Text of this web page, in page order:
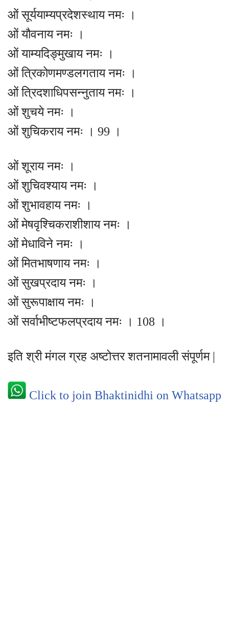
ओं सूर्ययाम्यप्रदेशस्थाय नमः ।
ओं यौवनाय नमः ।
ओं याम्यदिङ्मुखाय नमः ।
ओं त्रिकोणमण्डलगताय नमः ।
ओं त्रिदशाधिपसन्नुताय नमः ।
ओं शुचये नमः ।
ओं शुचिकराय नमः । 99 ।
ओं शूराय नमः ।
ओं शुचिवश्याय नमः ।
ओं शुभावहाय नमः ।
ओं मेषवृश्चिकराशीशाय नमः ।
ओं मेधाविने नमः ।
ओं मितभाषणाय नमः ।
ओं सुखप्रदाय नमः ।
ओं सुरूपाक्षाय नमः ।
ओं सर्वाभीष्टफलप्रदाय नमः । 108 ।
इति श्री मंगल ग्रह अष्टोत्तर शतनामावली संपूर्णम |
Click to join Bhaktinidhi on Whatsapp